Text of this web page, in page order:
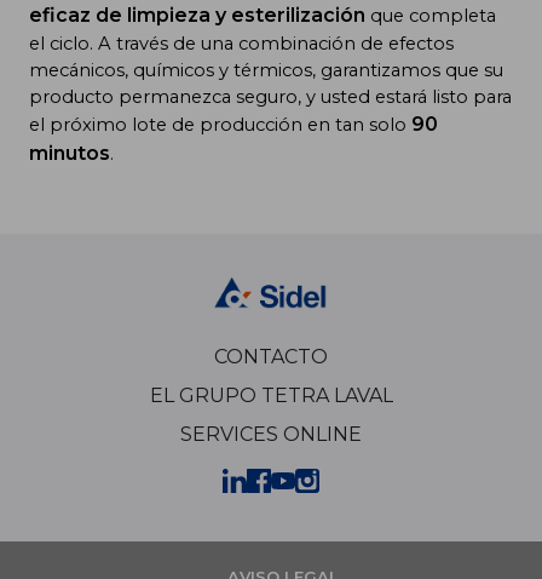
eficaz de limpieza y esterilización que completa
el ciclo. A través de una combinación de efectos
mecánicos, químicos y térmicos, garantizamos que su
producto permanezca seguro, y usted estará listo para
el próximo lote de producción en tan solo 90
minutos.
CONTACTO
EL GRUPO TETRA LAVAL
SERVICES ONLINE